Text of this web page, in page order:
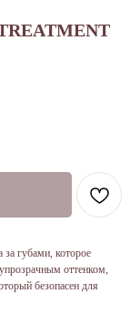
за губами, которое
оттенком,
безопасен для